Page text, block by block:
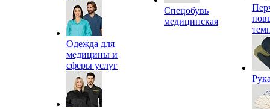
Одежда для
медицины и
сферы услуг
Спецобувь
медицинская